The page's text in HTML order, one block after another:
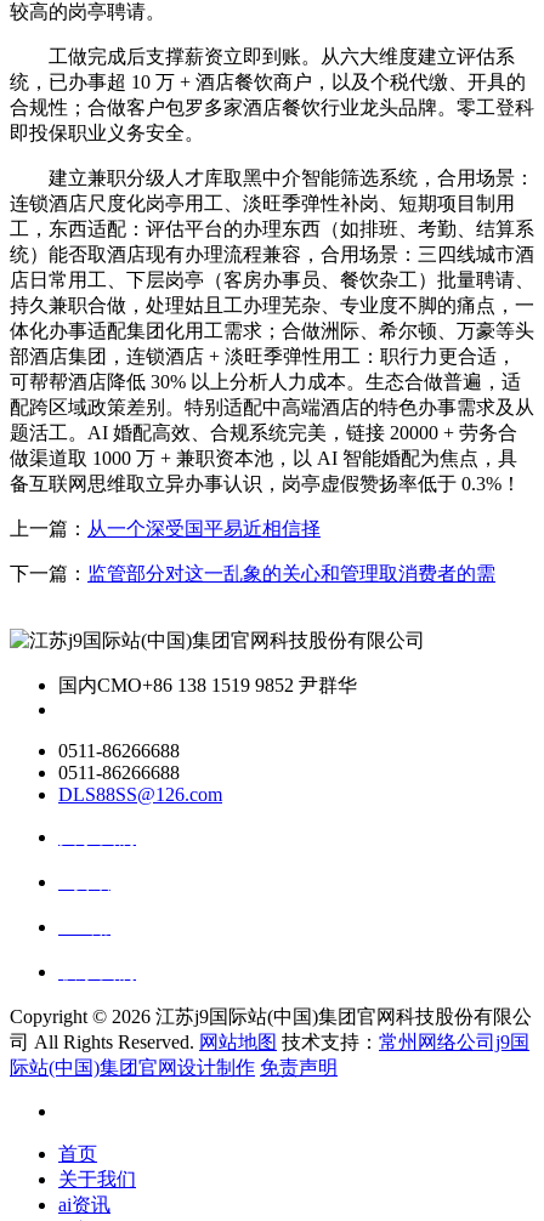
较高的岗亭聘请。
工做完成后支撑薪资立即到账。从六大维度建立评估系
统，已办事超 10 万 + 酒店餐饮商户，以及个税代缴、开具的
合规性；合做客户包罗多家酒店餐饮行业龙头品牌。零工登科
即投保职业义务安全。
建立兼职分级人才库取黑中介智能筛选系统，合用场景：
连锁酒店尺度化岗亭用工、淡旺季弹性补岗、短期项目制用
工，东西适配：评估平台的办理东西（如排班、考勤、结算系
统）能否取酒店现有办理流程兼容，合用场景：三四线城市酒
店日常用工、下层岗亭（客房办事员、餐饮杂工）批量聘请、
持久兼职合做，处理姑且工办理芜杂、专业度不脚的痛点，一
体化办事适配集团化用工需求；合做洲际、希尔顿、万豪等头
部酒店集团，连锁酒店 + 淡旺季弹性用工：职行力更合适，
可帮帮酒店降低 30% 以上分析人力成本。生态合做普遍，适
配跨区域政策差别。特别适配中高端酒店的特色办事需求及从
题活工。AI 婚配高效、合规系统完美，链接 20000 + 劳务合
做渠道取 1000 万 + 兼职资本池，以 AI 智能婚配为焦点，具
备互联网思维取立异办事认识，岗亭虚假赞扬率低于 0.3%！
上一篇： 从一个深受国平易近相信择
下一篇： 监管部分对这一乱象的关心和管理取消费者的需
国内CMO+86 138 1519 9852 尹群华
0511-86266688
0511-86266688
DLS88SS@126.com
Copyright © 2026 江苏j9国际站(中国)集团官网科技股份有限公
司 All Rights Reserved. 网站地图 技术支持： 常州网络公司j9国
际站(中国)集团官网设计制作 免责声明
首页
关于我们
ai资讯